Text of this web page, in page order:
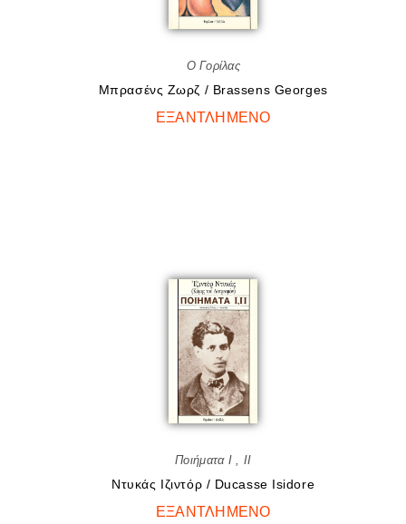
Ο Γορίλας
Μπρασένς Ζωρζ / Brassens Georges
ΕΞΑΝΤΛΗΜΈΝΟ
Ποιήματα I , II
Ντυκάς Ιζιντόρ / Ducasse Isidore
ΕΞΑΝΤΛΗΜΈΝΟ